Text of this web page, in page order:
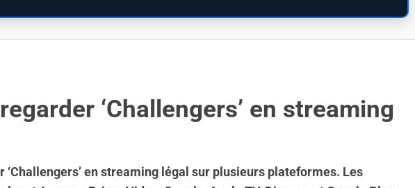
‘Challengers’ en streaming
‘Challengers’ en streaming légal sur plusieurs plateformes. Les